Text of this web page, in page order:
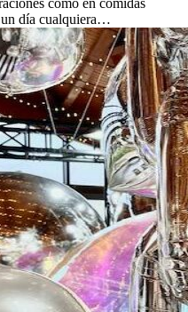
como en comidas
día cualquiera…